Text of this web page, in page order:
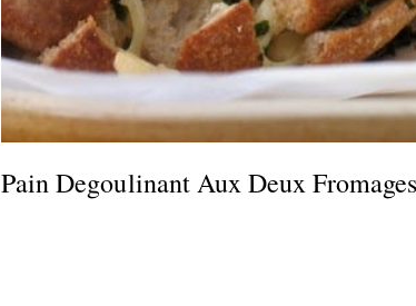
Pain Degoulinant Aux Deux Fromages